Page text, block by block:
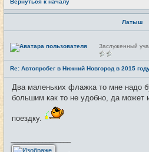
Вернуться к началу
Латыш
Н
е
е
т
и
Заслуженный
Re: Автопробег в Нижний Новгород в 2015
Два маленьких флажка то мне надо
большим как то не удобно, да может
поездку.